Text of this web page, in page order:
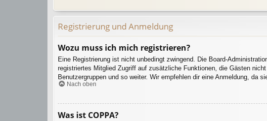
Registrierung und Anmeldung
Wozu muss ich mich registrieren?
Eine Registrierung ist nicht unbedingt zwingend. Die Board-
registriertes Mitglied Zugriff auf zusätzliche Funktionen, die Gästen
Benutzergruppen und so weiter. Wir empfehlen dir eine Anmeldung, da
Nach oben
Was ist COPPA?